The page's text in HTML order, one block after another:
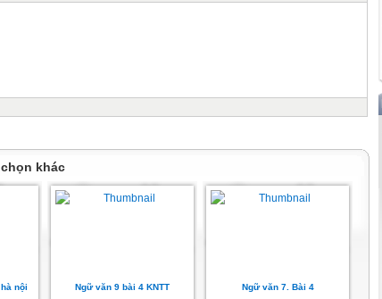
khác
nội
Ngữ văn 9 bài 4 KNTT Ngữ văn 7. Bài 4